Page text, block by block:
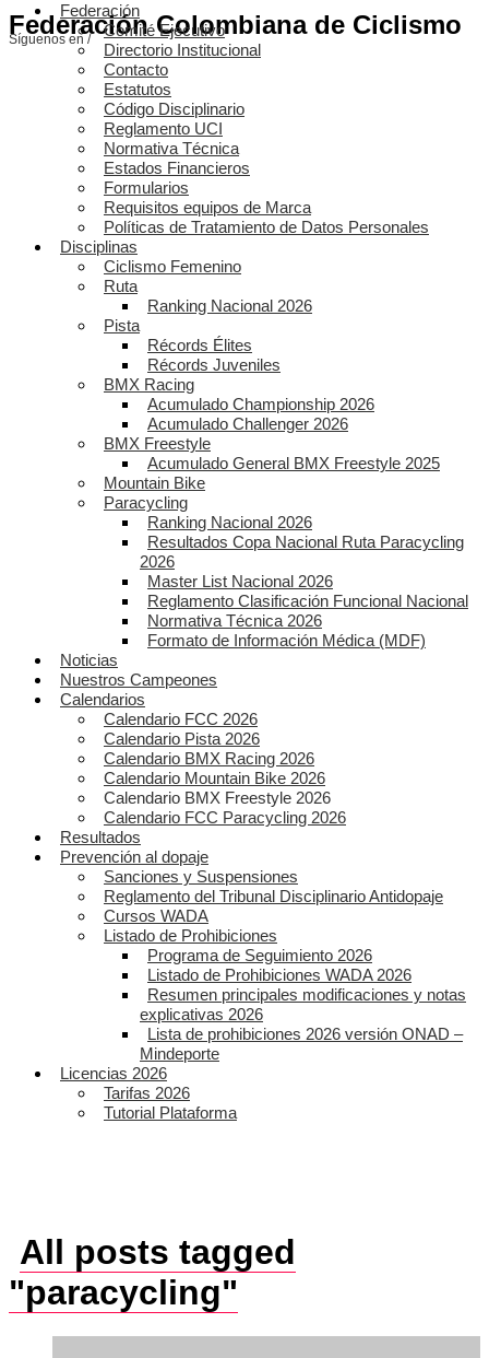
Federación Colombiana de Ciclismo
Síguenos en /
Federación
Comité Ejecutivo
Directorio Institucional
Contacto
Estatutos
Código Disciplinario
Reglamento UCI
Normativa Técnica
Estados Financieros
Formularios
Requisitos equipos de Marca
Políticas de Tratamiento de Datos Personales
Disciplinas
Ciclismo Femenino
Ruta
Ranking Nacional 2026
Pista
Récords Élites
Récords Juveniles
BMX Racing
Acumulado Championship 2026
Acumulado Challenger 2026
BMX Freestyle
Acumulado General BMX Freestyle 2025
Mountain Bike
Paracycling
Ranking Nacional 2026
Resultados Copa Nacional Ruta Paracycling
2026
Master List Nacional 2026
Reglamento Clasificación Funcional Nacional
Normativa Técnica 2026
Formato de Información Médica (MDF)
Noticias
Nuestros Campeones
Calendarios
Calendario FCC 2026
Calendario Pista 2026
Calendario BMX Racing 2026
Calendario Mountain Bike 2026
Calendario BMX Freestyle 2026
Calendario FCC Paracycling 2026
Resultados
Prevención al dopaje
Sanciones y Suspensiones
Reglamento del Tribunal Disciplinario Antidopaje
Cursos WADA
Listado de Prohibiciones
Programa de Seguimiento 2026
Listado de Prohibiciones WADA 2026
Resumen principales modificaciones y notas
explicativas 2026
Lista de prohibiciones 2026 versión ONAD –
Mindeporte
Licencias 2026
Tarifas 2026
Tutorial Plataforma
All posts tagged
"paracycling"